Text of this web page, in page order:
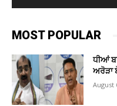
MOST POPULAR
ਧੀਆਂ
ਅਰੋੜਾ
August